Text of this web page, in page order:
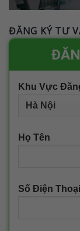
ĐĂNG KÝ TƯ
Khu Vực
Họ Tên
Số Điện Thoại